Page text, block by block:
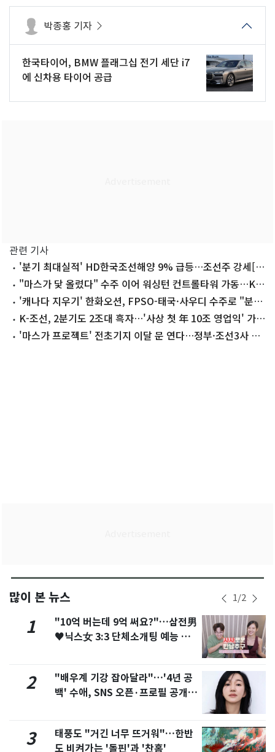
박종홍 기자
한국타이어, BMW 플래그십 전기 세단 i7
에 신차용 타이어 공급
관련 기사
'분기 최대실적' HD한국조선해양 9% 급등…조선주 강세[핫
종목]
"마스가 닻 올렸다" 수주 이어 워싱턴 컨트롤타워 가동…K조
선 날개
'캐나다 지우기' 한화오션, FPSO-태국·사우디 수주로 "분위
기 반전"
K-조선, 2분기도 2조대 흑자…'사상 첫 年 10조 영업익' 가시
권 '마스가 프로젝트' 전초기지 이달 문 연다…정부·조선3사 미
많이 본 뉴스 1/2
1
"10억 버는데 9억 써요?"…삼전男
♥닉스女 3:3 단체소개팅 예능 화
2
"배우계 기강 잡아달라"…'4년 공
백' 수애, SNS 오픈·프로필 공개
3
태풍도 "거긴 너무 뜨거워"…한반
도 비켜가는 '돌핀'과 '찬홈'